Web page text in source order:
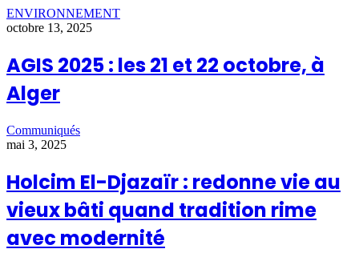
ENVIRONNEMENT
octobre 13, 2025
AGIS 2025 : les 21 et 22 octobre, à
Alger
Communiqués
mai 3, 2025
Holcim El-Djazaïr : redonne vie au
vieux bâti quand tradition rime
avec modernité